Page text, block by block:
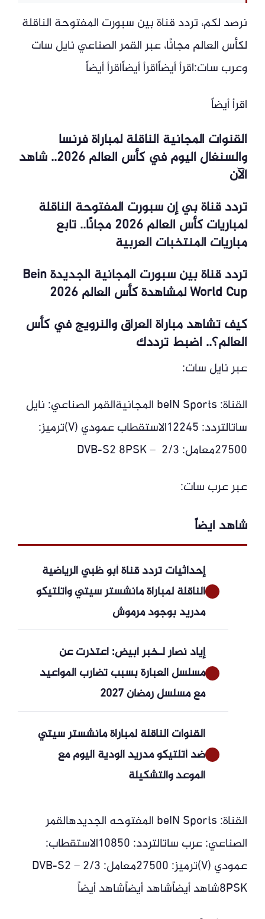
نرصد لكم، تردد قناة بين سبورت المفتوحة الناقلة
لكأس العالم مجانًا، عبر القمر الصناعي نايل سات
وعرب سات:اقرأ أيضاًاقرأ أيضاًاقرأ أيضاً
اقرأ أيضاً
القنوات المجانية الناقلة لمباراة فرنسا
والسنغال اليوم في كأس العالم 2026.. شاهد
الآن
تردد قناة بي إن سبورت المفتوحة الناقلة
لمباريات كأس العالم 2026 مجانًا.. تابع
مباريات المنتخبات العربية
تردد قناة بين سبورت المجانية الجديدة Bein
World Cup لمشاهدة كأس العالم 2026
كيف تشاهد مباراة العراق والنرويج في كأس
العالم؟.. اضبط ترددك
عبر نايل سات:
القناة: beIN Sports المجانيةالقمر الصناعي: نايل
ساتالتردد: 12245الاستقطاب عمودي (V)ترميز:
27500معامل: 2/3 – DVB-S2 8PSK
عبر عرب سات:
شاهد ايضاً
إحداثيات تردد قناة أبو ظبي الرياضية
الناقلة لمباراة مانشستر سيتي وأتلتيكو
مدريد بوجود مرموش
إياد نصار لـخبر أبيض: اعتذرت عن
مسلسل العبارة بسبب تضارب المواعيد
مع مسلسل رمضان 2027
القنوات الناقلة لمباراة مانشستر سيتي
ضد أتلتيكو مدريد الودية اليوم مع
الموعد والتشكيلة
القناة: beIN Sports المفتوحه الجديدهالقمر
الصناعي: عرب ساتالتردد: 10850الاستقطاب:
عمودي (V)ترميز: 27500معامل: 2/3 – DVB-S2
8PSKشاهد أيضاًشاهد أيضاًشاهد أيضاً